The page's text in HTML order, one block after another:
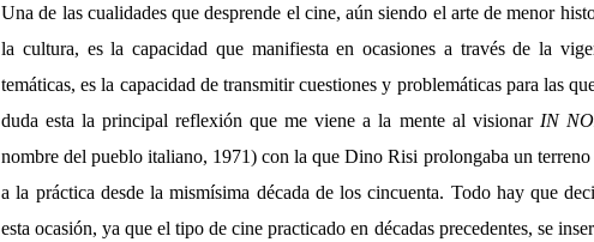
Una de las cualidades que desprende el cine, aún siendo el arte de menor
la cultura, es la capacidad que manifiesta en ocasiones a través de la
temáticas, es la capacidad de transmitir cuestiones y problemáticas para las
duda esta la principal reflexión que me viene a la mente al visionar IN
nombre del pueblo italiano, 1971) con la que Dino Risi prolongaba un
a la práctica desde la mismísima década de los cincuenta. Todo hay que
esta ocasión, ya que el tipo de cine practicado en décadas precedentes, se